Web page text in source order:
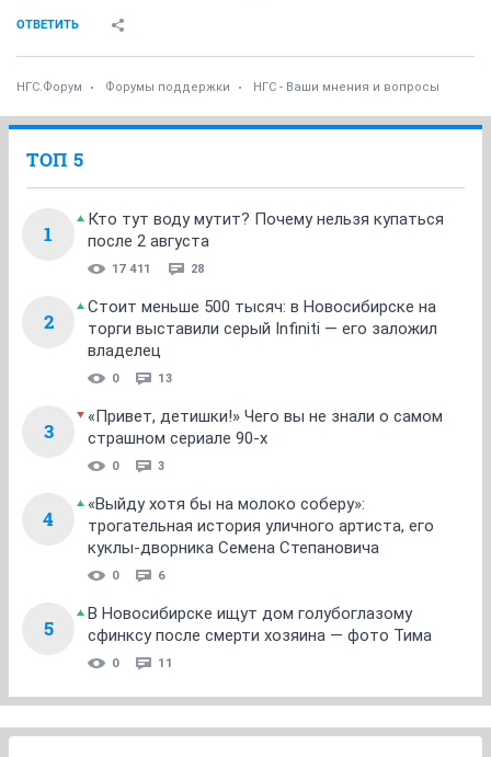
ОТВЕТИТЬ
НГС.Форум Форумы поддержки НГС - Ваши мнения и вопросы
ТОП 5
1
Кто тут воду мутит? Почему нельзя купаться
после 2 августа
17 411 28
2
Стоит меньше 500 тысяч: в Новосибирске на
торги выставили серый Infiniti — его заложил
владелец
0 13
3
«Привет, детишки!» Чего вы не знали о самом
страшном сериале 90-х
0 3
4
«Выйду хотя бы на молоко соберу»:
трогательная история уличного артиста, его
куклы-дворника Семена Степановича
0 6
5
В Новосибирске ищут дом голубоглазому
сфинксу после смерти хозяина — фото Тима
0 11